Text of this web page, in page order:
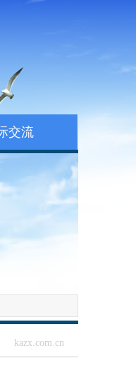
交流
kazx.com.cn